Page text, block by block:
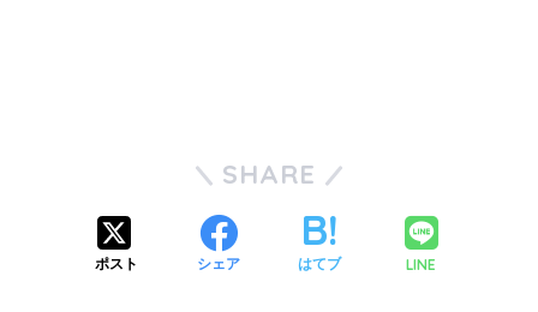
SHARE
ポスト シェア はてブ LINE